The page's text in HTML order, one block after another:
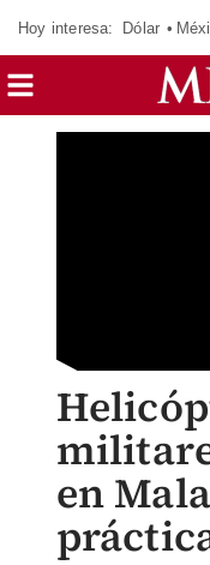
Hoy interesa: Dólar
en